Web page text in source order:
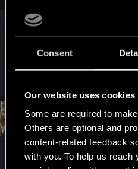
Consent
Our website uses cookies
Some are required to
Others are optional and
content-related feedback
with you. To help us reach
io ne ho 600 e passa....
amo.... eppure.... poi
bug. Alcuni davvero
funzionare le missioni.
Fede2287
Forza CDPR!